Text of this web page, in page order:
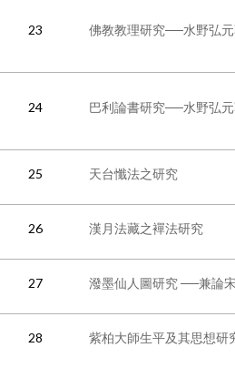
23 佛教教理研究──水野弘元
24 巴利論書研究──水野弘元
25 天台懺法之研究
26 漢月法藏之襌法研究
27 潑墨仙人圖研究 ──兼論
28 紫柏大師生平及其思想研